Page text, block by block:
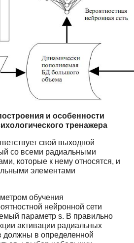
и особенности
тренажера
свой выходной
со всеми радиальными
которые к нему относятся, и
элементами
обучения
нейронной сети
параметр s. В правильно
активации радиальных
должны в определенной